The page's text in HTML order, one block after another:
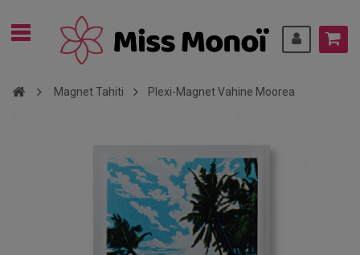
Magnet Tahiti Plexi-Magnet Vahine Moorea